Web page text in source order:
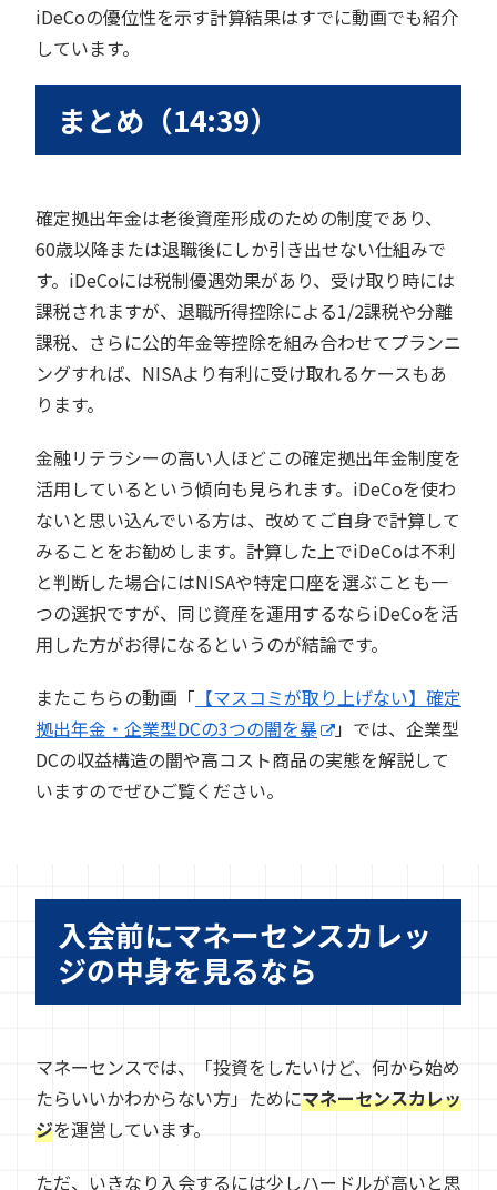
iDeCoの優位性を示す計算結果はすでに動画でも紹介
しています。
まとめ（14:39）
確定拠出年金は老後資産形成のための制度であり、
60歳以降または退職後にしか引き出せない仕組みで
す。iDeCoには税制優遇効果があり、受け取り時には
課税されますが、退職所得控除による1/2課税や分離
課税、さらに公的年金等控除を組み合わせてプランニ
ングすれば、NISAより有利に受け取れるケースもあ
ります。
金融リテラシーの高い人ほどこの確定拠出年金制度を
活用しているという傾向も見られます。iDeCoを使わ
ないと思い込んでいる方は、改めてご自身で計算して
みることをお勧めします。計算した上でiDeCoは不利
と判断した場合にはNISAや特定口座を選ぶことも一
つの選択ですが、同じ資産を運用するならiDeCoを活
用した方がお得になるというのが結論です。
またこちらの動画「 【マスコミが取り上げない】確定
拠出年金・企業型DCの3つの闇を暴
」では、企業型
DCの収益構造の闇や高コスト商品の実態を解説して
いますのでぜひご覧ください。
入会前にマネーセンスカレッ
ジの中身を見るなら
マネーセンスでは、「投資をしたいけど、何から始め
たらいいかわからない方」ためにマネーセンスカレッ
ジを運営しています。
ただ、いきなり入会するには少しハードルが高いと思